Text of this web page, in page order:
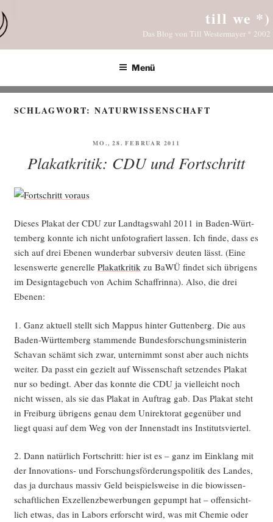
Inhalt
springen
till we *)
Das Blog von Till Westermayer * 2002
Menü
SCHLAGWORT:NATURWISSENSCHAFT
VERÖFFENTLICHT
MO., 28. FEBRUAR 2011
Plakatkritik: CDU und Fortschritt
Die­ses Pla­kat der CDU zur Land­tags­wahl 2011 in Baden-Würt­
tem­berg konn­te ich nicht unfo­to­gra­fiert las­sen. Ich fin­de, dass es
sich auf drei Ebe­nen wun­der­bar sub­ver­siv deu­ten lässt. (Eine
lesens­wer­te gene­rel­le Pla­kat­kri­tikzu BaWÜ fin­det sich übri­gens
im Design­ta­ge­buch von Achim Schaff­rin­na). Also, die drei
Ebenen:
1. Ganz aktu­ell stellt sich Map­pus hin­ter Gut­ten­berg. Die aus
Baden-Würt­tem­berg stam­men­de Bun­des­for­schungs­mi­nis­te­rin
Scha­van schämt sich zwar, unter­nimmt sonst aber auch nichts
wei­ter. Da passt ein gezielt auf Wis­sen­schaft set­zen­des Pla­kat
nur so bedingt. Aber das konn­te die CDU ja viel­leicht noch
nicht wis­sen, als sie das Pla­kat in Auf­trag gab. Das Pla­kat steht
in Frei­burg übri­gens genau dem Uni­rek­to­rat gegen­über und
liegt qua­si auf dem Weg von der Innen­stadt ins Institutsviertel.
2. Dann natür­lich Fort­schritt: hier ist es – ganz im Ein­klang mit
der Inno­va­tions- und For­schungs­för­de­rungs­po­li­tik des Lan­des,
das ja durch­aus mas­siv Geld bei­spiels­wei­se in die bio­wis­sen­
schaft­li­chen Exzel­lenz­be­wer­bun­gen gepumpt hat – offen­sicht­
lich etwas, das in Labors erforscht wird, was mit Che­mie oder